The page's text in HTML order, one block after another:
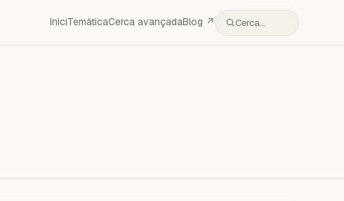
IniciTemàticaCerca avançadaBlog ↗ Cerca…